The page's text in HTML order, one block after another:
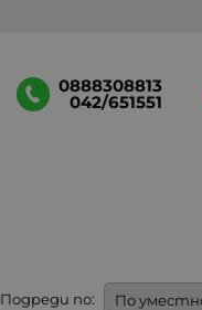
0888308813
042/651551
Подреди по: